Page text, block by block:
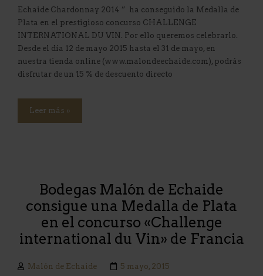
Echaide Chardonnay 2014 ” ha conseguido la Medalla de
Plata en el prestigioso concurso CHALLENGE
INTERNATIONAL DU VIN. Por ello queremos celebrarlo.
Desde el día 12 de mayo 2015 hasta el 31 de mayo, en
nuestra tienda online (www.malondeechaide.com), podrás
disfrutar de un 15 % de descuento directo
Leer más »
Bodegas Malón de Echaide
consigue una Medalla de Plata
en el concurso «Challenge
international du Vin» de Francia
Malón de Echaide
5 mayo, 2015